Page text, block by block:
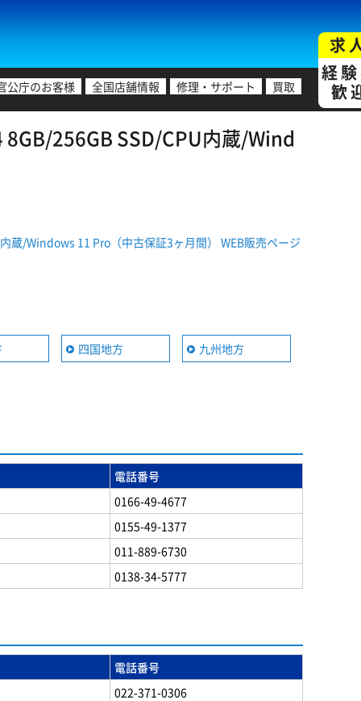
公庁のお客様 全国店舗情報 修理・サポート 買取
求
経
歓
256GB SSD/CPU内蔵/Wind
蔵/Windows 11 Pro（中古保証3ヶ月間） WEB販売ページ
四国地方 九州地方
電話番号
0166-49-4677
0155-49-1377
011-889-6730
0138-34-5777
電話番号
022-371-0306